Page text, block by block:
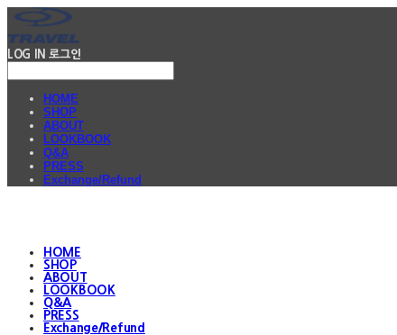
LOG IN 로그인
HOME
SHOP
ABOUT
LOOKBOOK
Q&A
PRESS
Exchange/Refund
HOME
SHOP
ABOUT
LOOKBOOK
Q&A
PRESS
Exchange/Refund